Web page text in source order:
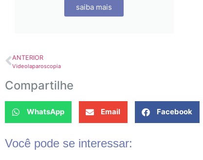
saiba mais
ANTERIOR
Videolaparoscopia
Compartilhe
WhatsApp Email Facebook
Você pode se interessar: